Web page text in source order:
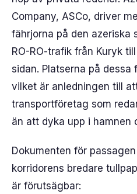
Company, ASCo, driver
fährjorna på den azeriska
RO-RO-trafik från Kuryk
sidan. Platserna på
vilket är anledningen till
transportföretag som
än att dyka upp i hamnen
Dokumenten för
korridorens bredare
är förutsägbar: